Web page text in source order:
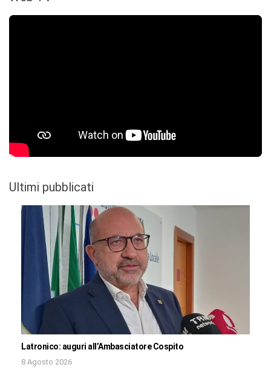
Ultimi pubblicati
Latronico: auguri all’Ambasciatore Cospito
8 Agosto 2026